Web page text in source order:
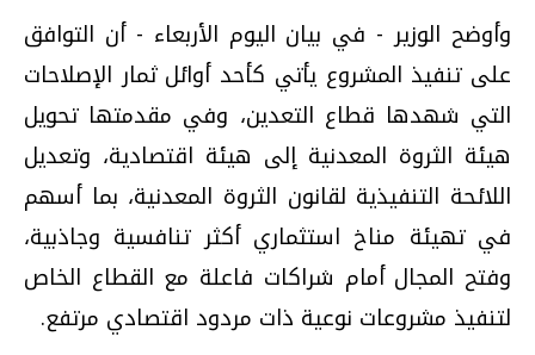
وأوضح الوزير - في بيان اليوم الأربعاء - أن التوافق
على تنفيذ المشروع يأتي كأحد أوائل ثمار الإصلاحات
التي شهدها قطاع التعدين، وفي مقدمتها تحويل
هيئة الثروة المعدنية إلى هيئة اقتصادية، وتعديل
اللائحة التنفيذية لقانون الثروة المعدنية، بما أسهم
في تهيئة مناخ استثماري أكثر تنافسية وجاذبية،
وفتح المجال أمام شراكات فاعلة مع القطاع الخاص
لتنفيذ مشروعات نوعية ذات مردود اقتصادي مرتفع.